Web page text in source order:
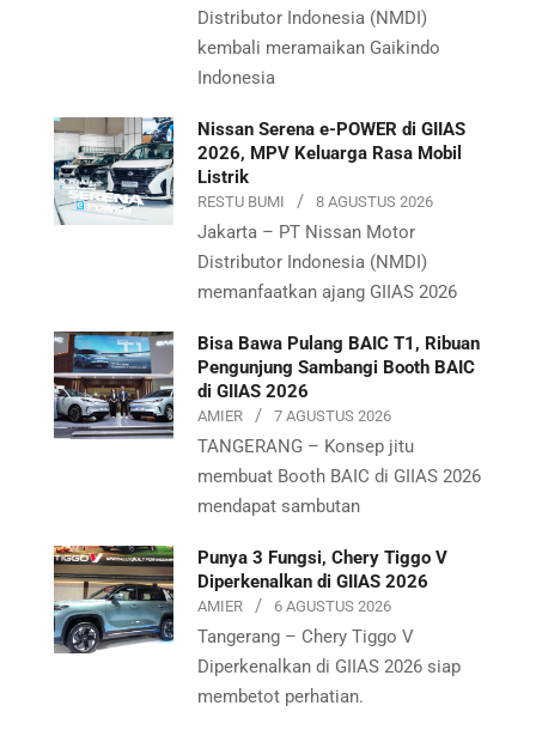
Distributor Indonesia (NMDI)
kembali meramaikan Gaikindo
Indonesia
Nissan Serena e-POWER di GIIAS
2026, MPV Keluarga Rasa Mobil
Listrik
RESTU BUMI 8 AGUSTUS 2026
Jakarta – PT Nissan Motor
Distributor Indonesia (NMDI)
memanfaatkan ajang GIIAS 2026
Bisa Bawa Pulang BAIC T1, Ribuan
Pengunjung Sambangi Booth BAIC
di GIIAS 2026
AMIER 7 AGUSTUS 2026
TANGERANG – Konsep jitu
membuat Booth BAIC di GIIAS 2026
mendapat sambutan
Punya 3 Fungsi, Chery Tiggo V
Diperkenalkan di GIIAS 2026
AMIER 6 AGUSTUS 2026
Tangerang – Chery Tiggo V
Diperkenalkan di GIIAS 2026 siap
membetot perhatian.